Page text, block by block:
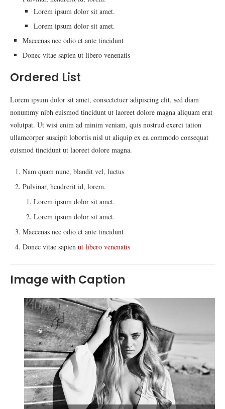
Lorem ipsum dolor sit amet.
Lorem ipsum dolor sit amet.
Maecenas nec odio et ante tincidunt
Donec vitae sapien ut libero venenatis
Ordered List
Lorem ipsum dolor sit amet, consectetuer adipiscing elit, sed diam
nonummy nibh euismod tincidunt ut laoreet dolore magna aliquam erat
volutpat. Ut wisi enim ad minim veniam, quis nostrud exerci tation
ullamcorper suscipit lobortis nisl ut aliquip ex ea commodo consequat
euismod tincidunt ut laoreet dolore magna.
Nam quam nunc, blandit vel, luctus
Pulvinar, hendrerit id, lorem.
Lorem ipsum dolor sit amet.
Lorem ipsum dolor sit amet.
Maecenas nec odio et ante tincidunt
Donec vitae sapien ut libero venenatis
Image with Caption